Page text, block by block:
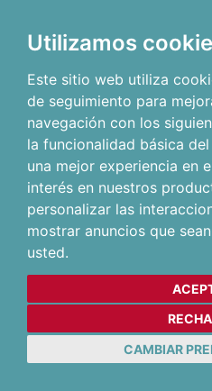
Utilizamos
Este sitio web utiliza
de seguimiento para
navegación con los
la funcionalidad básica
una mejor experiencia en
interés en nuestros
personalizar las
mostrar anuncios que
usted.
CAMBIAR